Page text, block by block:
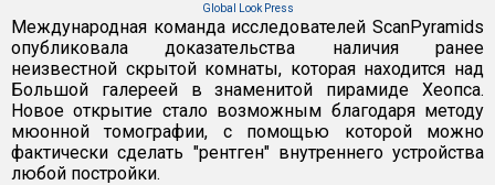
Global Look Press
Международная команда исследователей ScanPyramids
опубликовала доказательства наличия ранее
неизвестной скрытой комнаты, которая находится над
Большой галереей в знаменитой пирамиде Хеопса.
Новое открытие стало возможным благодаря методу
мюонной томографии, с помощью которой можно
фактически сделать "рентген" внутреннего устройства
любой постройки.